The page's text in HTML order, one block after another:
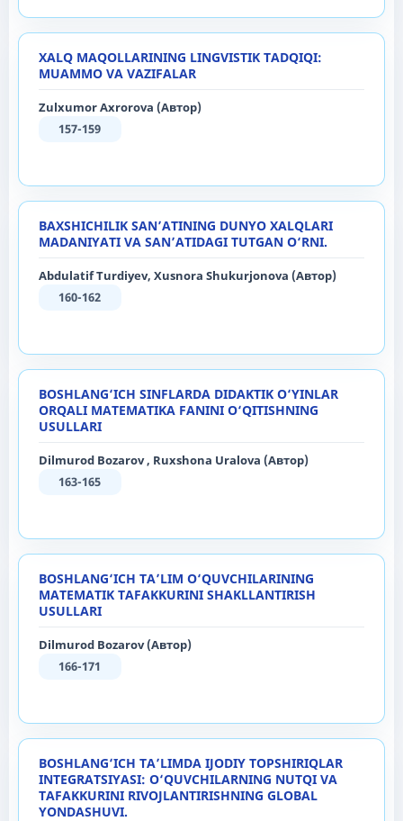
XALQ MAQOLLARINING LINGVISTIK TADQIQI:
MUAMMO VA VAZIFALAR
Zulxumor Axrorova (Автор)
157-159
BAXSHICHILIK SAN’ATINING DUNYO XALQLARI
MADANIYATI VA SAN’ATIDAGI TUTGAN O‘RNI.
Abdulatif Turdiyev, Xusnora Shukurjonova (Автор)
160-162
BOSHLANG‘ICH SINFLARDA DIDAKTIK O‘YINLAR
ORQALI MATEMATIKA FANINI O‘QITISHNING
USULLARI
Dilmurod Bozarov , Ruxshona Uralova (Автор)
163-165
BOSHLANG‘ICH TA’LIM O‘QUVCHILARINING
MATEMATIK TAFAKKURINI SHAKLLANTIRISH
USULLARI
Dilmurod Bozarov (Автор)
166-171
BOSHLANG‘ICH TA’LIMDA IJODIY TOPSHIRIQLAR
INTEGRATSIYASI: O‘QUVCHILARNING NUTQI VA
TAFAKKURINI RIVOJLANTIRISHNING GLOBAL
YONDASHUVI.